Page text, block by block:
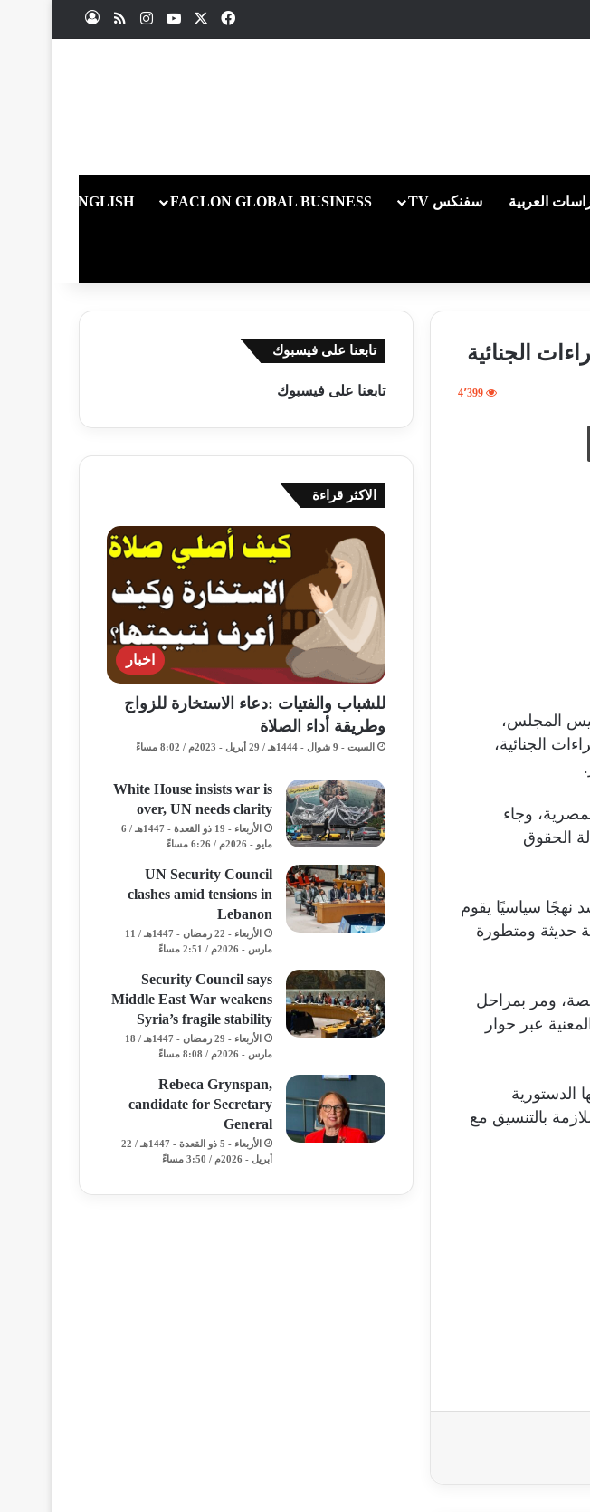
فيسبوك يوتيوبانستقرامملخص الموقع RSS
العربية سفنكس TV FACLON GLOBAL BUSINESS
ENGLISH
الجنائية
4٬399
المجلس،
الجنائية،
وجاء
الحقوق
نهجًا سياسيًا يقوم
حديثة ومتطورة
ومر بمراحل
عبر حوار
الدستورية
بالتنسيق مع
تابعنا على فيسبوك
تابعنا على فيسبوك
الاكثر قراءة
اخبار
للشباب والفتيات :دعاء الاستخارة للزواج
وطريقة أداء الصلاة
السبت - 9 شوال - 1444هـ / 29 أبريل - 2023م / 8:02 مساءً
White House insists war is
over, UN needs clarity
الأربعاء - 19 ذو القعدة - 1447هـ / 6
مايو - 2026م / 6:26 مساءً
UN Security Council
clashes amid tensions in
Lebanon
الأربعاء - 22 رمضان - 1447هـ / 11
مارس - 2026م / 2:51 مساءً
Security Council says
Middle East War weakens
Syria’s fragile stability
الأربعاء - 29 رمضان - 1447هـ / 18
مارس - 2026م / 8:08 مساءً
Rebeca Grynspan,
candidate for Secretary
General
الأربعاء - 5 ذو القعدة - 1447هـ / 22
أبريل - 2026م / 3:50 مساءً